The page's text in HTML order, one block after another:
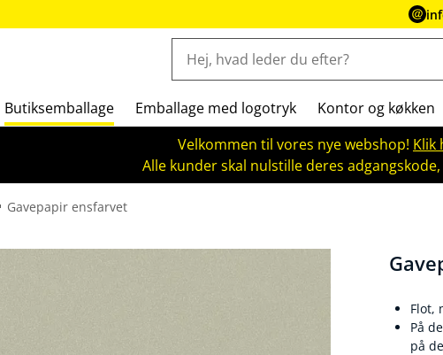
Butiksemballage Emballage med logotryk Kontor og køkken
Velkommen til vores nye webshop! Klik
Alle kunder skal nulstille deres
Gavepapir ensfarvet
Flot,
På
på